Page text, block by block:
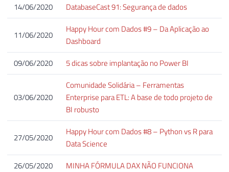
14/06/2020
DatabaseCast 91: Segurança de dados
11/06/2020
Happy Hour com Dados #9 – Da Aplicação ao
Dashboard
09/06/2020
5 dicas sobre implantação no Power BI
03/06/2020
Comunidade Solidária – Ferramentas
Enterprise para ETL: A base de todo projeto de
BI robusto
27/05/2020
Happy Hour com Dados #8 – Python vs R para
Data Science
26/05/2020
MINHA FÓRMULA DAX NÃO FUNCIONA